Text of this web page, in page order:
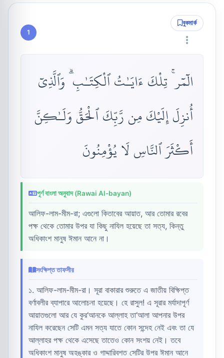
1
বুকমার্ক
الٓمٓر ۚ تِلْكَ ءَايَـٰتُ ٱلْكِتَـٰبِ ۗ وَٱلَّذِىٓ
أُنزِلَ إِلَيْكَ مِن رَّبِّكَ ٱلْحَقُّ وَلَـٰكِنَّ
أَكْثَرَ ٱلنَّاسِ لَا يُؤْمِنُونَ
পূর্ণ বাংলা অনুবাদ (Rawai Al-bayan)
আলিফ-লাম-মীম-রা; এগুলো কিতাবের আয়াত, আর তোমার রবের
পক্ষ থেকে তোমার উপর যা কিছু নাযিল হয়েছে তা সত্য, কিন্তু
অধিকাংশ মানুষ ঈমান আনে না।
সংক্ষিপ্ত তাফসীর
১. আলিফ-লাম-মীম-রা। সূরা বাকারার শুরুতে এ জাতীয় বিক্ষিপ্ত
বর্ণাবলীর ব্যাপারে আলোচনা হয়েছে। হে রাসুল! এ সূরার মর্যাদাপূর্ণ
আয়াতগুলো আর যে কুর‘আনকে আল্লাহ তা‘আলা আপনার উপর
নাযিল করেছেন সেটি এমন সত্য যাতে কোন সন্দেহ নেই এবং তা যে
আল্লাহর পক্ষ থেকে এসেছে তাতেও কোন সংশয় নেই। তবে
অধিকাংশ মানুষ অহঙ্কার ও গাদ্দারিবশত সেটির উপর ঈমান আনে